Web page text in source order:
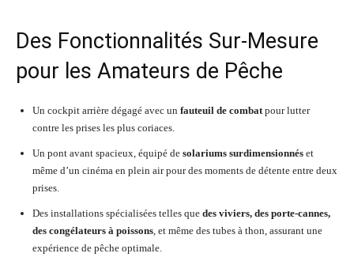
Des Fonctionnalités Sur-Mesure
pour les Amateurs de Pêche
Un cockpit arrière dégagé avec un fauteuil de combatpour lutter
contre les prises les plus coriaces.
Un pont avant spacieux, équipé de solariums surdimensionnés et
même d’un cinéma en plein air pour des moments de détente entre deux
prises.
Des installations spécialisées telles que des viviers, des porte-cannes,
des congélateurs à poissons, et même des tubes à thon, assurant une
expérience de pêche optimale.